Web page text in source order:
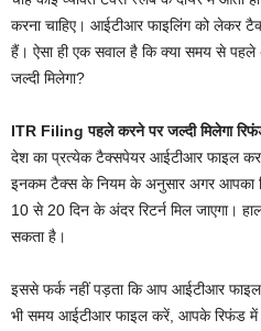
करना चाहिए। आईटीआर फाइलिंग को लेकर
हैं। ऐसा ही एक सवाल है कि क्या समय से
जल्दी मिलेगा?
ITR Filing पहले करने पर जल्दी मिलेगा
देश का प्रत्येक टैक्सपेयर आईटीआर फाइल
इनकम टैक्स के नियम के अनुसार अगर आपका
10 से 20 दिन के अंदर रिटर्न मिल जाएगा।
सकता है।
इससे फर्क नहीं पड़ता कि आप आईटीआर
भी समय आईटीआर फाइल करें, आपके रिफंड